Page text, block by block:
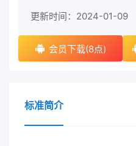
更新时间：2024-01-09
会员下载(8点)
标准简介